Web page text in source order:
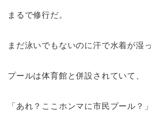
まるで修行だ。
まだ泳いでもないのに汗で水着が湿
プールは体育館と併設されていて、
「あれ？ここホンマに市民プール？